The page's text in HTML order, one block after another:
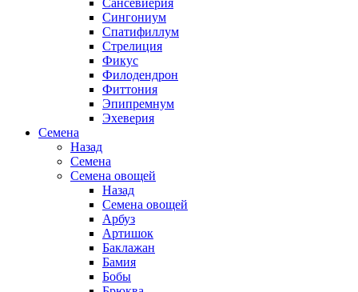
Сансевиерия
Сингониум
Спатифиллум
Стрелиция
Фикус
Филодендрон
Фиттония
Эпипремнум
Эхеверия
Семена
Назад
Семена
Семена овощей
Назад
Семена овощей
Арбуз
Артишок
Баклажан
Бамия
Бобы